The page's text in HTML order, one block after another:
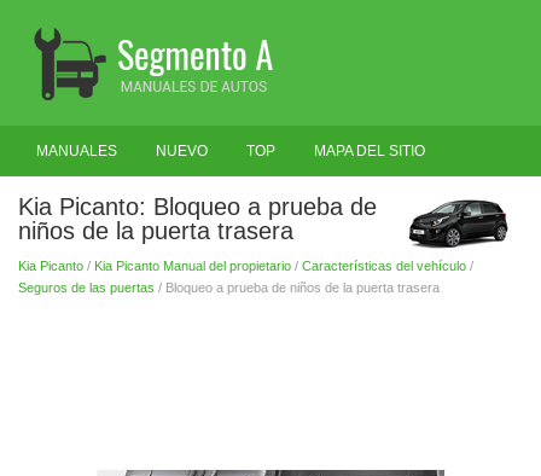
MANUALES NUEVO TOP MAPA DEL SITIO
BUSCAR
Kia Picanto: Bloqueo a prueba de
niños de la puerta trasera
Kia Picanto / Kia Picanto Manual del propietario / Características del vehículo /
Seguros de las puertas / Bloqueo a prueba de niños de la puerta trasera